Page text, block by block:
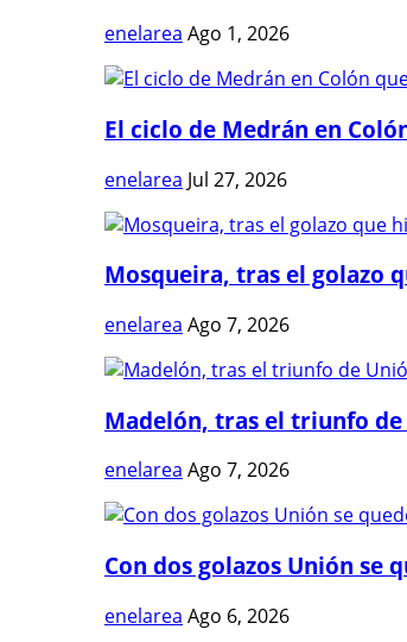
enelarea Ago 1, 2026
El ciclo de Medrán en
enelarea Jul 27, 2026
Mosqueira, tras el golazo
enelarea Ago 7, 2026
Madelón, tras el triunfo de
enelarea Ago 7, 2026
Con dos golazos Unión se
enelarea Ago 6, 2026